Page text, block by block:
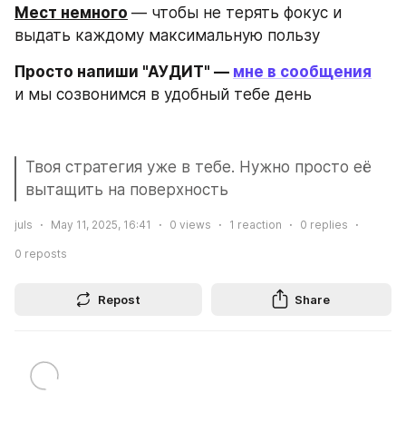
Мест немного — чтобы не терять фокус и
выдать каждому максимальную пользу
Просто напиши "АУДИТ" — мне в сообщения
и мы созвонимся в удобный тебе день
Твоя стратегия уже в тебе. Нужно просто её
вытащить на поверхность
juls May 11, 2025, 16:41 0 views 1 reaction 0 replies
0 reposts
Repost Share